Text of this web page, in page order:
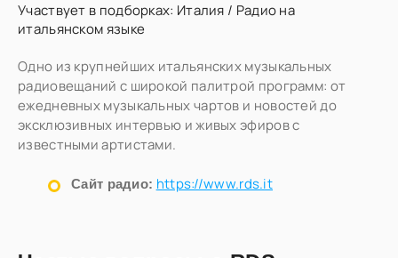
Участвует в подборках: Италия / Радио на
итальянском языке
Одно из крупнейших итальянских музыкальных
радиовещаний с широкой палитрой программ: от
ежедневных музыкальных чартов и новостей до
эксклюзивных интервью и живых эфиров с
известными артистами.
Сайт радио: https://www.rds.it